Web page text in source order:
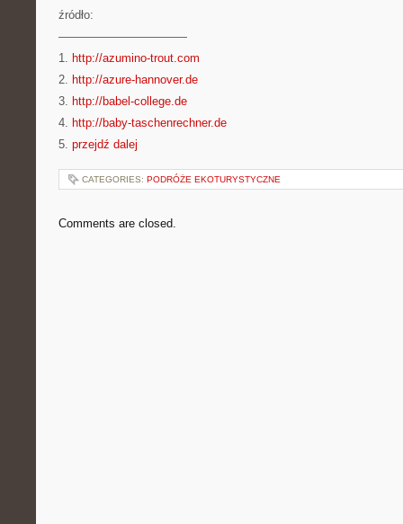
źródło:
———————————
1. http://azumino-trout.com
2. http://azure-hannover.de
3. http://babel-college.de
4. http://baby-taschenrechner.de
5. przejdź dalej
CATEGORIES: PODRÓŻE EKOTURYSTYCZNE
Comments are closed.